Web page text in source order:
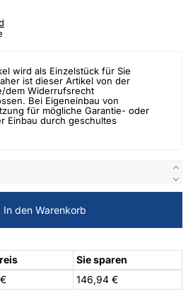
wird als Einzelstück für Sie
ist dieser Artikel von der
dem Widerrufsrecht
Bei Eigeneinbau von
für mögliche Garantie- oder
Einbau durch geschultes
In den Warenkorb
Sie sparen
146,94 €